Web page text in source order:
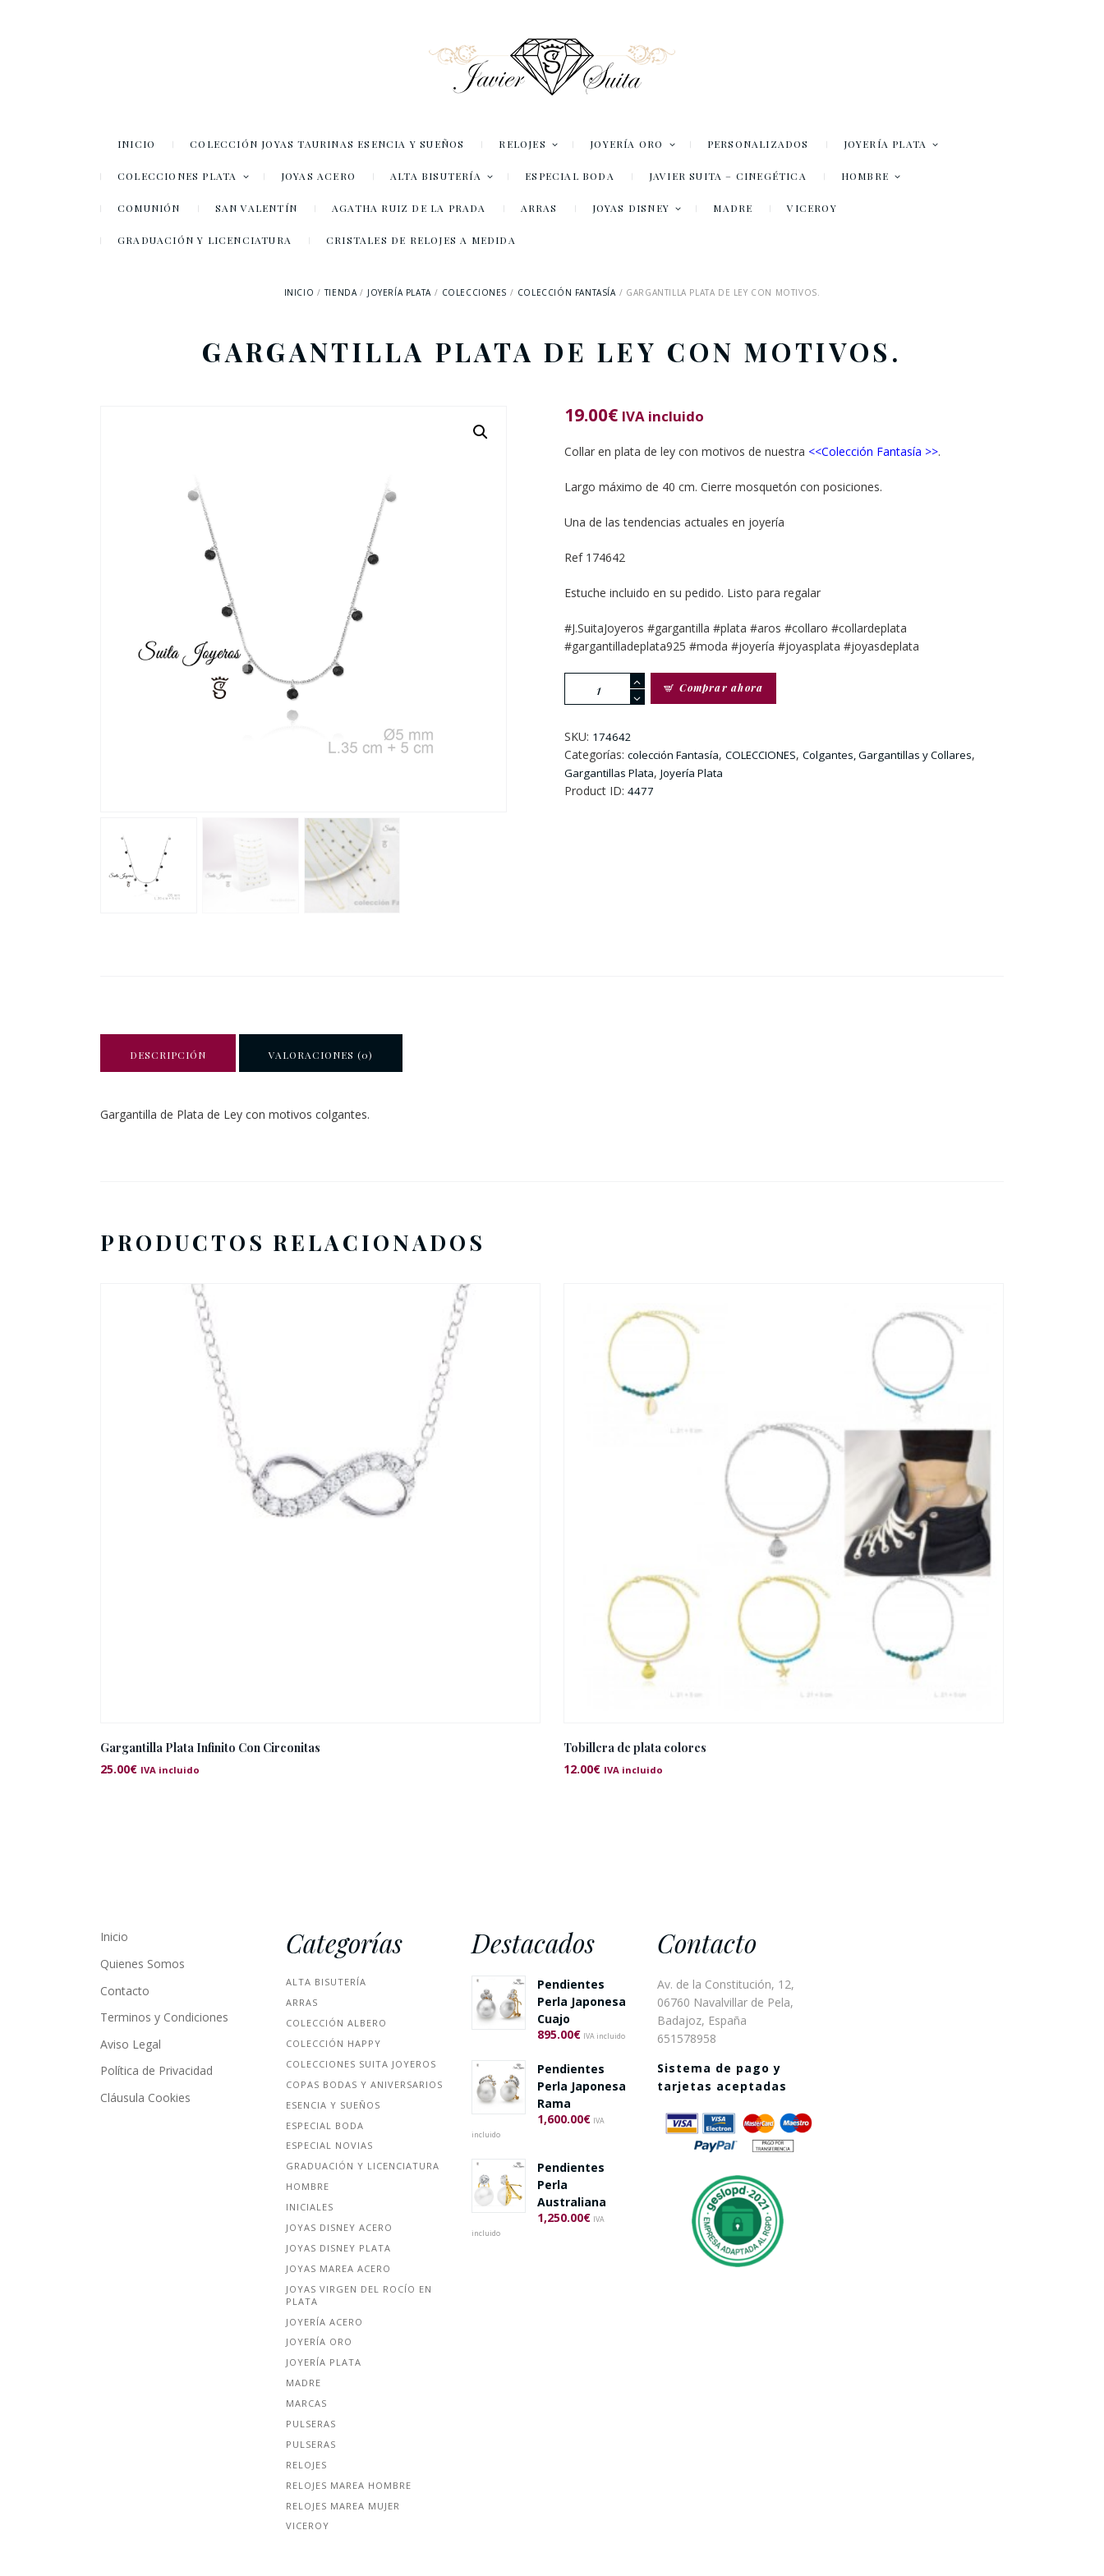
INICIO COLECCIÓN JOYAS TAURINAS ESENCIA Y SUEÑOS RELOJES JOYERÍA ORO PERSONALIZADOS JOYERÍA PLATA
COLECCIONES PLATA JOYAS ACERO ALTA BISUTERÍA ESPECIAL BODA JAVIER SUITA – CINEGÉTICA HOMBRE
COMUNIÓN SAN VALENTÍN AGATHA RUIZ DE LA PRADA ARRAS JOYAS DISNEY MADRE VICEROY
GRADUACIÓN Y LICENCIATURA CRISTALES DE RELOJES A MEDIDA
INICIO TIENDA JOYERÍA PLATA COLECCIONES COLECCIÓN FANTASÍA GARGANTILLA PLATA DE LEY CON MOTIVOS.
GARGANTILLA PLATA DE LEY CON MOTIVOS.
19.00€ IVA incluido
Collar en plata de ley con motivos de nuestra <<Colección Fantasía >>.
Largo máximo de 40 cm. Cierre mosquetón con posiciones.
Una de las tendencias actuales en joyería
Ref 174642
Estuche incluido en su pedido. Listo para regalar
#J.SuitaJoyeros #gargantilla #plata #aros #collaro #collardeplata
#gargantilladeplata925 #moda #joyería #joyasplata #joyasdeplata
Ley
Con
Motivos.
cantidad
Comprar ahora
SKU: 174642
Categorías: colección Fantasía, COLECCIONES, Colgantes, Gargantillas y Collares,
Gargantillas Plata, Joyería Plata
Product ID: 4477
DESCRIPCIÓN VALORACIONES (0)
Gargantilla de Plata de Ley con motivos colgantes.
PRODUCTOS RELACIONADOS
Gargantilla Plata Infinito Con Circonitas
25.00€ IVA incluido
Tobillera de plata colores
12.00€ IVA incluido
Inicio
Quienes Somos
Contacto
Terminos y Condiciones
Aviso Legal
Política de Privacidad
Cláusula Cookies
Categorías
ALTA BISUTERÍA
ARRAS
COLECCIÓN ALBERO
COLECCIÓN HAPPY
COLECCIONES SUITA JOYEROS
COPAS BODAS Y ANIVERSARIOS
ESENCIA Y SUEÑOS
ESPECIAL BODA
ESPECIAL NOVIAS
GRADUACIÓN Y LICENCIATURA
HOMBRE
INICIALES
JOYAS DISNEY ACERO
JOYAS DISNEY PLATA
JOYAS MAREA ACERO
JOYAS VIRGEN DEL ROCÍO EN
PLATA
JOYERÍA ACERO
JOYERÍA ORO
JOYERÍA PLATA
MADRE
MARCAS
PULSERAS
PULSERAS
RELOJES
RELOJES MAREA HOMBRE
RELOJES MAREA MUJER
VICEROY
Destacados
Pendientes
Perla Japonesa
Cuajo
895.00€ IVA incluido
Pendientes
Perla Japonesa
Rama
1,600.00€ IVA
incluido
Pendientes
Perla
Australiana
1,250.00€ IVA
incluido
Contacto
Av. de la Constitución, 12,
06760 Navalvillar de Pela,
Badajoz, España
651578958
Sistema de pago y
tarjetas aceptadas